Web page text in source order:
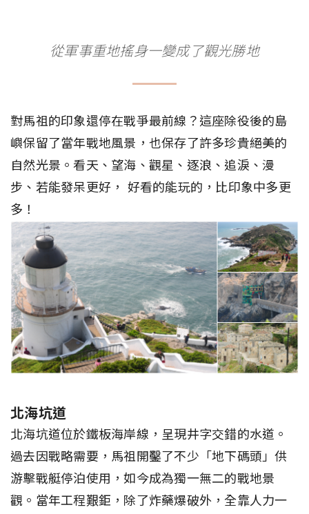
從軍事重地搖身一變成了觀光勝地
對馬祖的印象還停在戰爭最前線？這座除役後的島
嶼保留了當年戰地風景，也保存了許多珍貴絕美的
自然光景。看天、望海、觀星、逐浪、追淚、漫
步、若能發呆更好， 好看的能玩的，比印象中多更
多！
北海坑道
北海坑道位於鐵板海岸線，呈現井字交錯的水道。
過去因戰略需要，馬祖開鑿了不少「地下碼頭」供
游擊戰艇停泊使用，如今成為獨一無二的戰地景
觀。當年工程艱鉅，除了炸藥爆破外，全靠人力一